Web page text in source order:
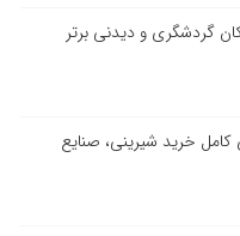
خرید شیرینی، صنایع